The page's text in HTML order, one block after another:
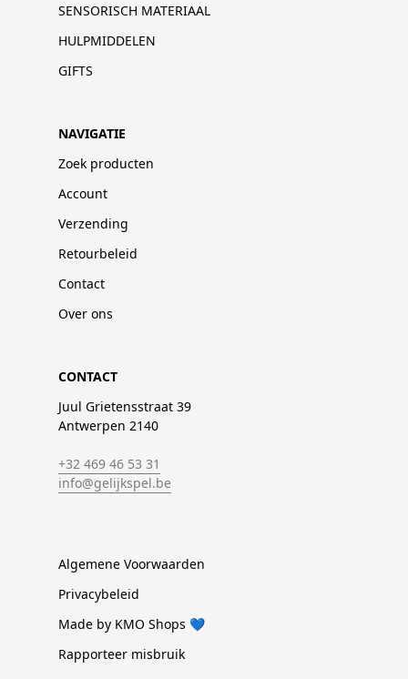
SENSORISCH MATERIAAL
HULPMIDDELEN
GIFTS
NAVIGATIE
Zoek producten
Account
Verzending
Retourbeleid
Contact
Over ons
CONTACT
Juul Grietensstraat 39
Antwerpen 2140
+32 469 46 53 31
info@gelijkspel.be
Algemene Voorwaarden
Privacybeleid
Made by KMO Shops 💙
Rapporteer misbruik